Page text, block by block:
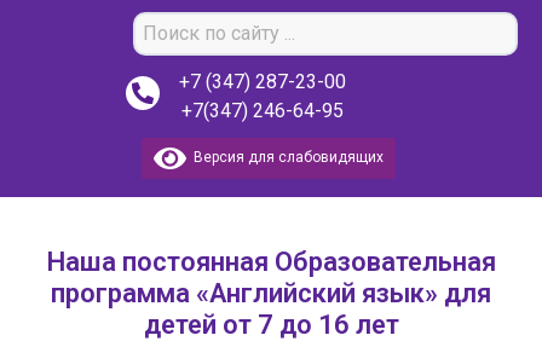
+7 (347) 287-23-00
+7(347) 246-64-95
Версия для слабовидящих
Наша постоянная Образовательная
программа «Английский язык» для
детей от 7 до 16 лет